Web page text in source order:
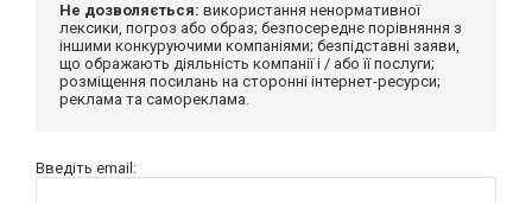
Не дозволяється: використання ненормативної
лексики, погроз або образ; безпосереднє порівняння з
іншими конкуруючими компаніями; безпідставні заяви,
що ображають діяльність компанії і / або її послуги;
розміщення посилань на сторонні інтернет-ресурси;
реклама та самореклама.
Введіть email: